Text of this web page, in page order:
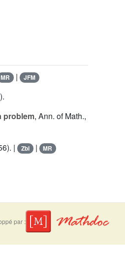
MR | JFM
problem, Ann. of Math.,
| Zbl | MR
par :